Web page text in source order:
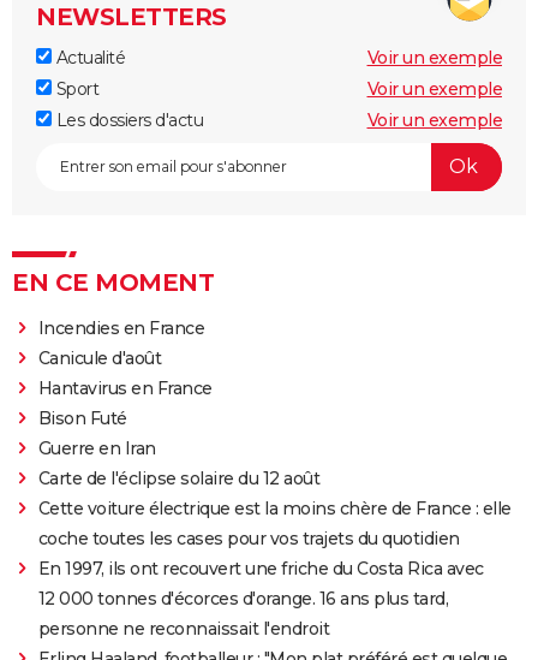
NEWSLETTERS
Actualité
Voir un exemple
Sport
Voir un exemple
Les dossiers d'actu
Voir un exemple
EN CE MOMENT
Incendies en France
Canicule d'août
Hantavirus en France
Bison Futé
Guerre en Iran
Carte de l'éclipse solaire du 12 août
Cette voiture électrique est la moins chère de France : elle
coche toutes les cases pour vos trajets du quotidien
En 1997, ils ont recouvert une friche du Costa Rica avec
12 000 tonnes d'écorces d'orange. 16 ans plus tard,
personne ne reconnaissait l'endroit